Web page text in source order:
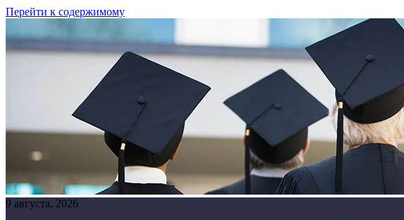
Перейти к содержимому
9 августа, 2026